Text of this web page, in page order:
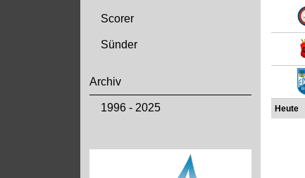
Scorer
Sünder
Archiv
1996 - 2025 Heute